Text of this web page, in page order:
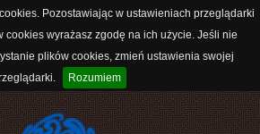
Pozostawiając w ustawieniach przeglądarki
cookies wyrażasz zgodę na ich użycie. Jeśli nie
plików cookies, zmień ustawienia swojej
Rozumiem